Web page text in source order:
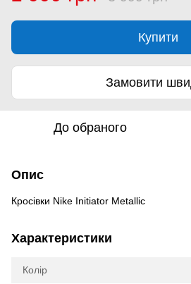
Купити
Замовити
До обраного
Опис
Кросівки Nike Initiator Metallic
Характеристики
Колір